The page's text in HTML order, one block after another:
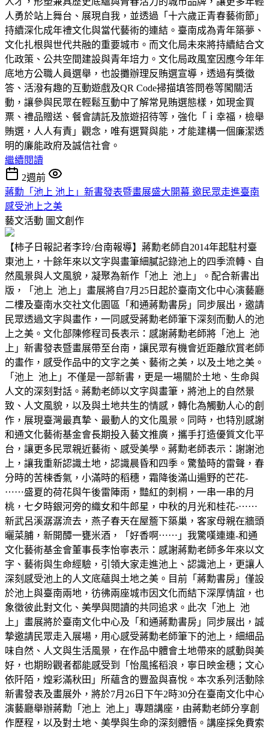
人勇於站上舞台、展現自我，並透過「十六歲正青春藝術節」
持續深化成年禮文化與當代藝術的連結。臺南成為青年築夢、
文化扎根與世代共融的重要城市。而文化局未來將持續結合文
化政策、公共空間建設與青年培力。文化局政風室因應今年年
底地方公職人員選舉，也設攤辦理反賄選宣導，透過有獎徵
答、活潑有趣的互動遊戲及QR Code掃描填答問卷等闖關活
動，讓參與民眾在輕鬆互動中了解常見賄選態樣，如現金買
票、禮品贈送、餐會請託及旅遊招待等，強化「ｉ幸福，檢舉
賄選，人人有責」觀念，唯有選賢與能，才能建構一個廉潔透
明的廉能政府及誠信社會。
繼續閱讀
2週前
蔣勳「池上 池上」新書發表暨畫展盛大開幕 邀民眾走進臺南
感受池上之美
藝文活動 圖文創作
【柿子日報記者李玲/台南報導】蔣勳老師自2014年起駐村臺
東池上，十餘年來以文字與畫筆細膩記錄池上的四季流轉、自
然風景與人文風貌，凝聚為新作「池上 池上」。配合新書出
版，「池上 池上」畫展將自7月25日起於臺南文化中心演藝廳
二樓及臺南水交社文化園區「和通蔣勳書房」同步展出，邀請
民眾透過文字與畫作，一同感受蔣勳老師筆下深刻而動人的池
上之美。文化部陳修程司長表示：感謝蔣勳老師將「池上 池
上」新書發表暨畫展帶至台南，讓民眾有機會近距離欣賞老師
的畫作，感受作品中的文字之美、藝術之美，以及土地之美。
「池上 池上」不僅是一部新書，更是一場關於土地、生命與
人文的深刻對話。蔣勳老師以文字與畫筆，將池上的自然景
致、人文風貌，以及與土地共生的情感，轉化為觸動人心的創
作，展現臺灣最真摯、最動人的文化風景。同時，也特別感謝
和通文化藝術基金會長期投入藝文推廣，攜手打造優質文化平
台，讓更多民眾親近藝術、感受美學。蔣勳老師表示：謝謝池
上，讓我重新認識土地，認識晨昏和四季。驚蟄時的雷聲，春
分時的苦楝香氣，小滿時的稻穗，霜降後滿山遍野的芒花-
⋯⋯盛夏的荷花與午後雷陣雨，豔紅的刺桐，一串一串的月
桃，七夕時銀河旁的織女和牛郎星，中秋的月光和桂花-⋯⋯
新武呂溪潺潺流去，燕子春天在屋簷下築巢，客家母親在牆頭
曬菜脯，新開醰一甕米酒，「好香啊⋯⋯」我驚嘆連連-和通
文化藝術基金會董事長李怡寧表示：感謝蔣勳老師多年來以文
字、藝術與生命經驗，引領大家走進池上、認識池上，更讓人
深刻感受池上的人文底蘊與土地之美。目前「蔣勳書房」僅設
於池上與臺南兩地，彷彿兩座城市因文化而結下深厚情誼，也
象徵彼此對文化、美學與閱讀的共同追求。此次「池上 池
上」畫展將於臺南文化中心及「和通蔣勳書房」同步展出，誠
摯邀請民眾走入展場，用心感受蔣勳老師筆下的池上，細細品
味自然、人文與生活風景，在作品中體會土地帶來的感動與美
好，也期盼觀者都能感受到「怡風搖稻浪，寧日映金穗；文心
依阡陌，煌彩滿秋田」所蘊含的豐盈與喜悅。本次系列活動除
新書發表及畫展外，將於7月26日下午2時30分在臺南文化中心
演藝廳舉辦蔣勳「池上 池上」專題講座，由蔣勳老師分享創
作歷程，以及對土地、美學與生命的深刻體悟。講座採免費索